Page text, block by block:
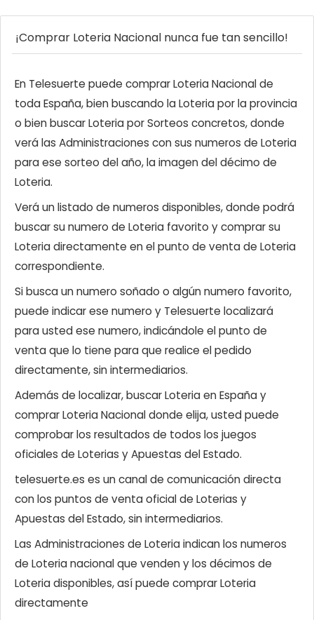
¡Comprar Loteria Nacional nunca fue tan sencillo!
En Telesuerte puede comprar Loteria Nacional de
toda España, bien buscando la Loteria por la provincia
o bien buscar Loteria por Sorteos concretos, donde
verá las Administraciones con sus numeros de Loteria
para ese sorteo del año, la imagen del décimo de
Loteria.
Verá un listado de numeros disponibles, donde podrá
buscar su numero de Loteria favorito y comprar su
Loteria directamente en el punto de venta de Loteria
correspondiente.
Si busca un numero soñado o algún numero favorito,
puede indicar ese numero y Telesuerte localizará
para usted ese numero, indicándole el punto de
venta que lo tiene para que realice el pedido
directamente, sin intermediarios.
Además de localizar, buscar Loteria en España y
comprar Loteria Nacional donde elija, usted puede
comprobar los resultados de todos los juegos
oficiales de Loterias y Apuestas del Estado.
telesuerte.es es un canal de comunicación directa
con los puntos de venta oficial de Loterias y
Apuestas del Estado, sin intermediarios.
Las Administraciones de Loteria indican los numeros
de Loteria nacional que venden y los décimos de
Loteria disponibles, así puede comprar Loteria
directamente